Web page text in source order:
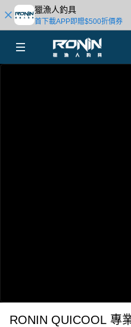
獵漁人釣具
首下載APP即贈$500折價券
RONIN QUICOOL 專